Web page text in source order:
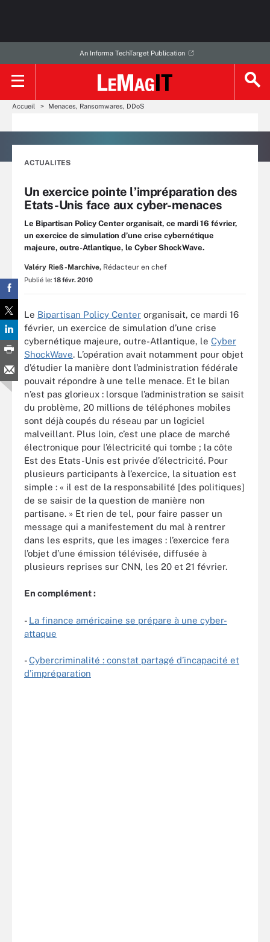
An Informa TechTarget Publication
Accueil Menaces, Ransomwares, DDoS
ACTUALITES
Un exercice pointe l’impréparation des
Etats-Unis face aux cyber-menaces
Le Bipartisan Policy Center organisait, ce mardi 16 février,
un exercice de simulation d’une crise cybernétique
majeure, outre-Atlantique, le Cyber ShockWave.
Valéry Rieß-Marchive, Rédacteur en chef
Publié le: 18 févr. 2010
Le Bipartisan Policy Center organisait, ce mardi 16
février, un exercice de simulation d’une crise
cybernétique majeure, outre-Atlantique, le Cyber
ShockWave. L’opération avait notamment pour objet
d’étudier la manière dont l’administration fédérale
pouvait répondre à une telle menace. Et le bilan
n’est pas glorieux : lorsque l’administration se saisit
du problème, 20 millions de téléphones mobiles
sont déjà coupés du réseau par un logiciel
malveillant. Plus loin, c’est une place de marché
électronique pour l’électricité qui tombe ; la côte
Est des Etats-Unis est privée d’électricité. Pour
plusieurs participants à l’exercice, la situation est
simple : « il est de la responsabilité [des politiques]
de se saisir de la question de manière non
partisane. » Et rien de tel, pour faire passer un
message qui a manifestement du mal à rentrer
dans les esprits, que les images : l’exercice fera
l’objet d’une émission télévisée, diffusée à
plusieurs reprises sur CNN, les 20 et 21 février.
En complément :
- La finance américaine se prépare à une cyber-
attaque
-Cybercriminalité : constat partagé d’incapacité et
d’impréparation